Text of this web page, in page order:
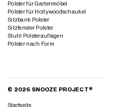
Polster für Gartenmöbel
Polster für Hollywoodschaukel
Sitzbank Polster
Sitzfenster Polster
Stuhl Polsterauflagen
Polster nach Form
© 2026 SNOOZE PROJECT®
Startseite